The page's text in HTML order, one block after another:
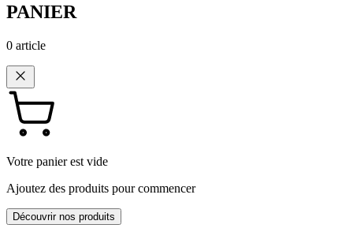
PANIER
0 article
Votre panier est vide
Ajoutez des produits pour commencer
Découvrir nos produits